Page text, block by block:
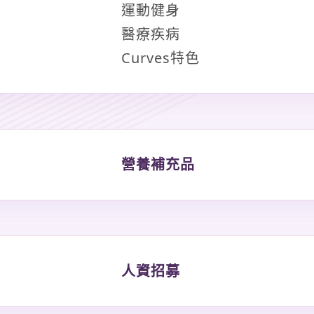
運動健身
醫療疾病
Curves特色
營養補充品
人資招募